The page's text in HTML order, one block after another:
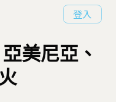
登入
美尼亞、